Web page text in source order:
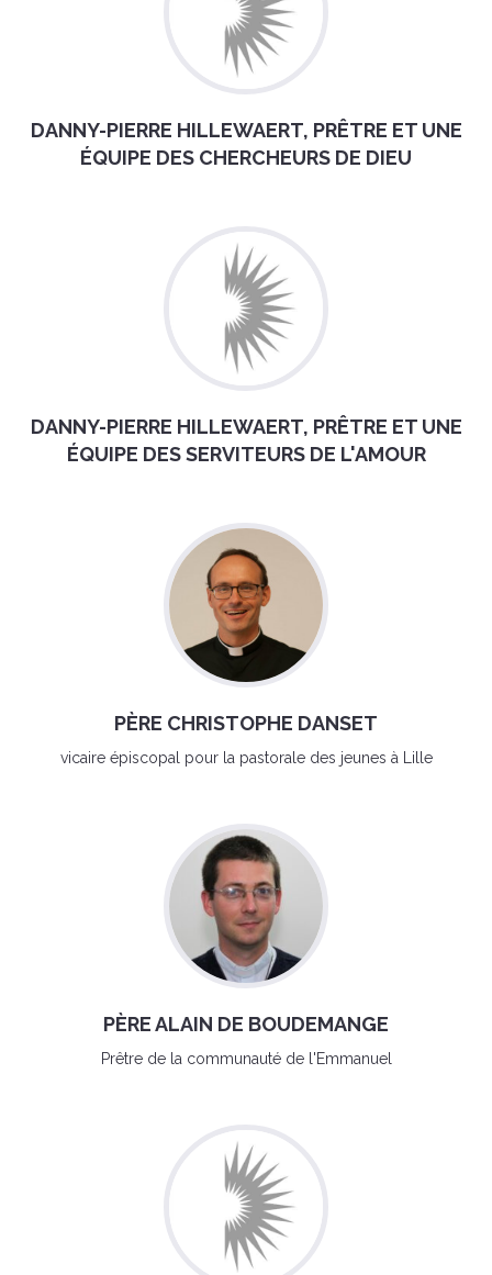
DANNY-PIERRE HILLEWAERT, PRÊTRE ET UNE
ÉQUIPE DES CHERCHEURS DE DIEU
DANNY-PIERRE HILLEWAERT, PRÊTRE ET UNE
ÉQUIPE DES SERVITEURS DE L'AMOUR
PÈRE CHRISTOPHE DANSET
vicaire épiscopal pour la pastorale des jeunes à Lille
PÈRE ALAIN DE BOUDEMANGE
Prêtre de la communauté de l'Emmanuel